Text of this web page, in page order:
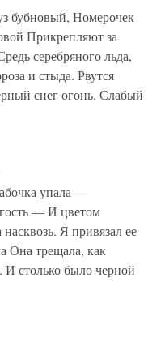
бубновый, Номерочек
Прикрепляют за
серебряного льда,
и стыда. Рвутся
снег огонь. Слабый
упала —
— И цветом
Я привязал ее
Она трещала, как
И столько было черной